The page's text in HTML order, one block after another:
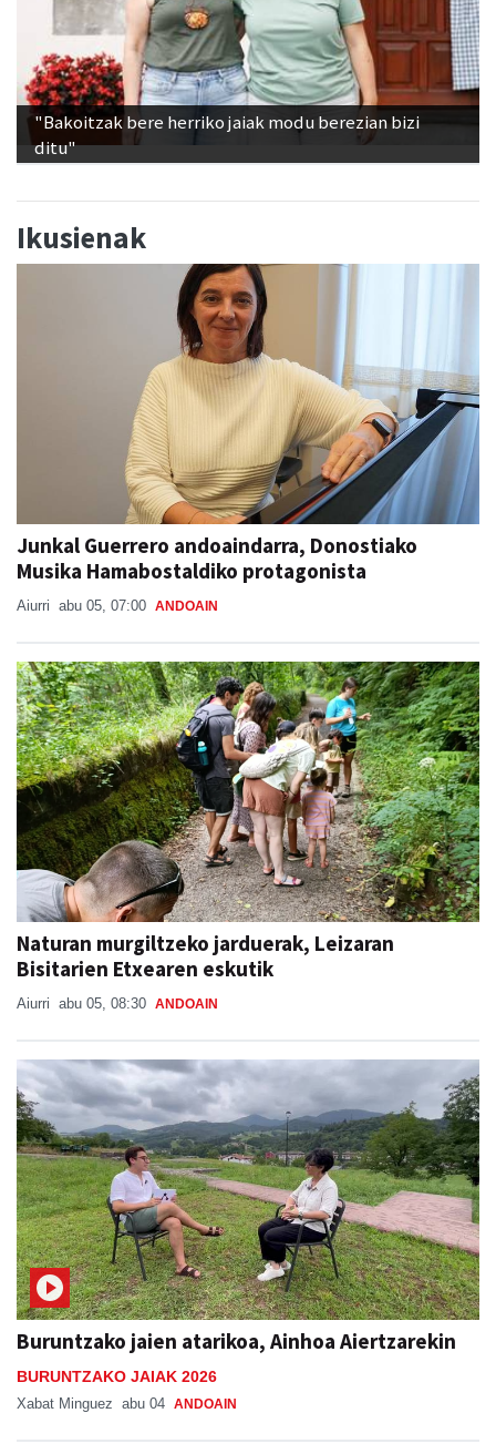
"Bakoitzak bere herriko jaiak modu berezian bizi
ditu"
Ikusienak
Junkal Guerrero andoaindarra, Donostiako
Musika Hamabostaldiko protagonista
Aiurri abu 05, 07:00 ANDOAIN
Naturan murgiltzeko jarduerak, Leizaran
Bisitarien Etxearen eskutik
Aiurri abu 05, 08:30 ANDOAIN
Buruntzako jaien atarikoa, Ainhoa Aiertzarekin
BURUNTZAKO JAIAK 2026
Xabat Minguez abu 04 ANDOAIN